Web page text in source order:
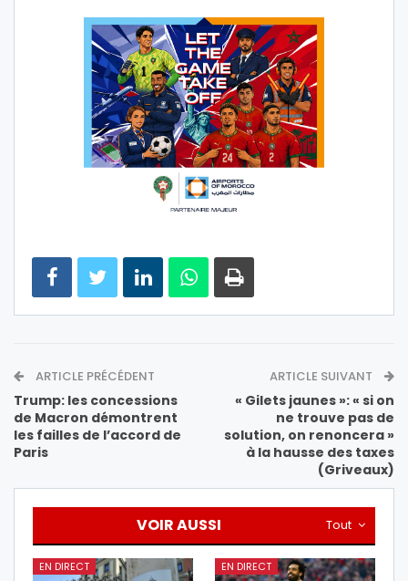
ARTICLE PRÉCÉDENT
Trump: les concessions
de Macron démontrent
les failles de l’accord de
Paris
ARTICLE SUIVANT
« Gilets jaunes »: « si on
ne trouve pas de
solution, on renoncera »
à la hausse des taxes
(Griveaux)
Tout
VOIR AUSSI
EN DIRECT EN DIRECT